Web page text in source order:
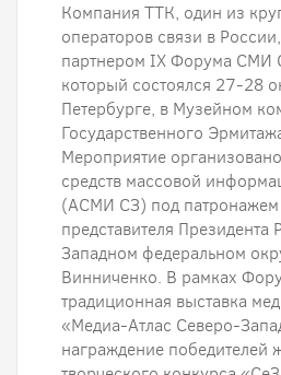
Компания ТТК, один из
операторов связи в
партнером IX Форума СМИ
который состоялся 27-28
Петербурге, в Музейном
Государственного
Мероприятие
средств массовой
(АСМИ СЗ) под
представителя
Западном федеральном
Винниченко. В рамках
традиционная выставка
«Медиа-Атлас Северо-
награждение победителей